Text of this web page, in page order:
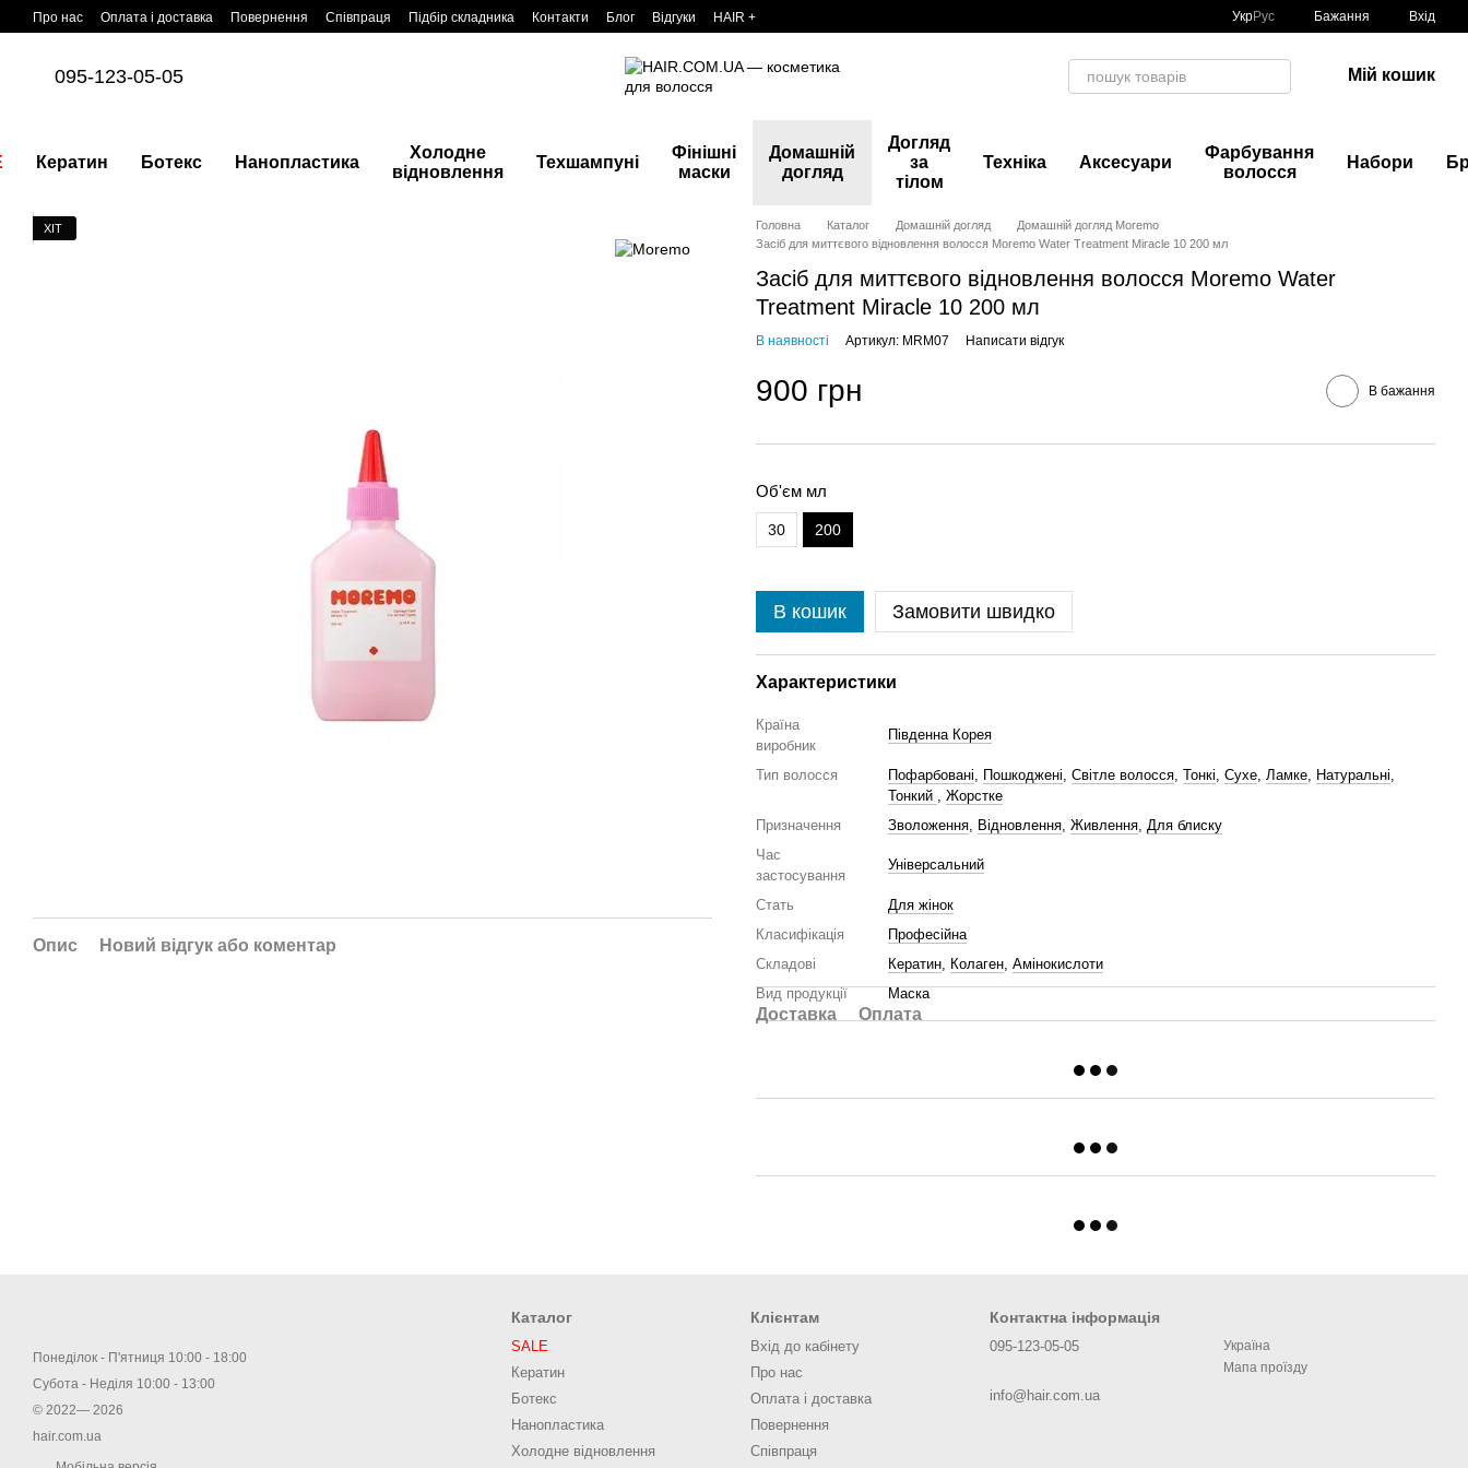
Перейти до основного контенту
Про нас Оплата і доставка Повернення Співпраця Підбір складника Контакти Блог Відгуки HAIR + УкрРус Бажання Вхід
095-123-05-05 Мій кошик
Кератин Ботекс Нанопластика
Холодне
відновлення
Техшампуні
Фінішні
маски
Домашній
догляд
Догляд
за
тілом
Техніка Аксесуари
Фарбування
волосся
Набори
ХІТ
Опис Новий відгук або коментар
Головна Каталог Домашній догляд
Домашній догляд Moremo
Засіб для миттєвого відновлення волосся Moremo Water Treatment Miracle 10 200 мл
Засіб для миттєвого відновлення волосся Moremo Water
Treatment Miracle 10 200 мл
В наявності Артикул: MRM07 Написати відгук
900 грн В бажання
Об'єм мл
30 200
В кошик Замовити швидко
Характеристики
Країна
виробник
Південна Корея
Тип волосся Пофарбовані, Пошкоджені, Світле волосся, Тонкі, Сухе, Ламке, Натуральні,
Тонкий , Жорстке
Призначення
Зволоження, Відновлення, Живлення, Для блиску
Час
застосування
Універсальний
Стать
Для жінок
Класифікація
Професійна
Складові
Кератин, Колаген, Амінокислоти
Вид продукції
Маска
Доставка Оплата
Понеділок - П'ятниця 10:00 - 18:00
Субота - Неділя 10:00 - 13:00
© 2022— 2026
hair.com.ua
Каталог
SALE
Кератин
Ботекс
Нанопластика
Холодне відновлення
Клієнтам
Вхід до кабінету
Про нас
Оплата і доставка
Повернення
Співпраця
Контактна інформація
095-123-05-05
info@hair.com.ua
Україна
Мапа проїзду